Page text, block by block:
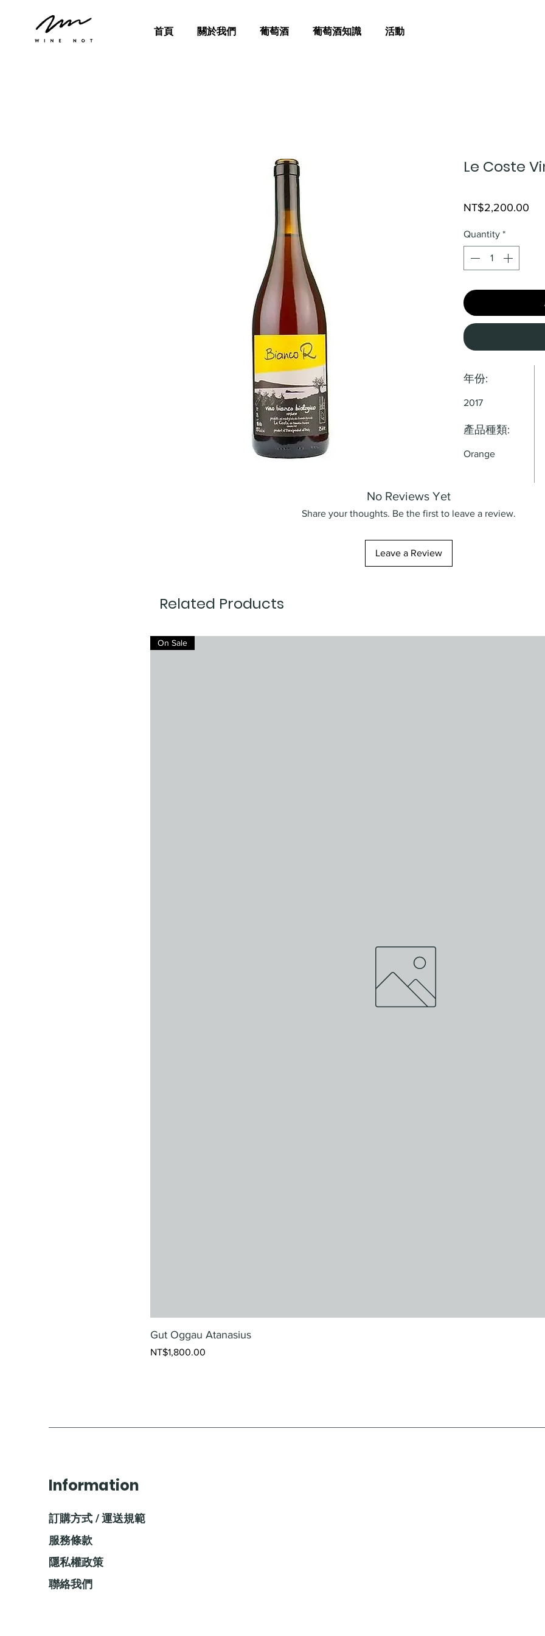
首頁 關於我們 葡萄酒 葡萄酒知識 活動
Le Coste
NT$2,200.00
Quantity *
年份:
2017
產品種類:
Orange
No Reviews Yet
Share your thoughts. Be the first to leave a review.
Leave a Review
Related Products
On Sale
Gut Oggau Atanasius
Price
NT$1,800.00
Information
訂購方式 / 運送規範
服務條款
隱私權政策
聯絡我們